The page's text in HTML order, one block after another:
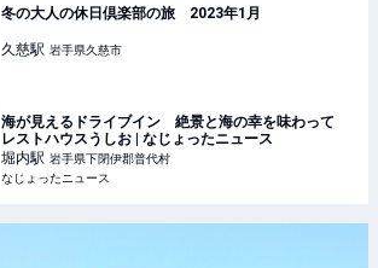
冬の大人の休日倶楽部の旅 2023年1月
久慈駅 岩手県久慈市
海が見えるドライブイン 絶景と海の幸を味わって
レストハウスうしお | なじょったニュース
堀内駅 岩手県下閉伊郡普代村
なじょったニュース